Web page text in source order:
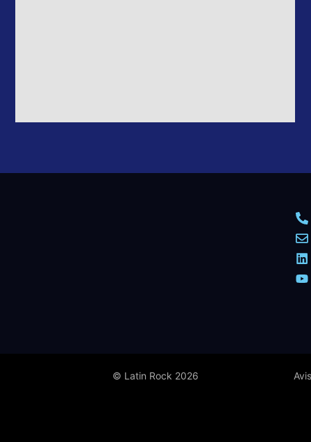
© Latin Rock 2026